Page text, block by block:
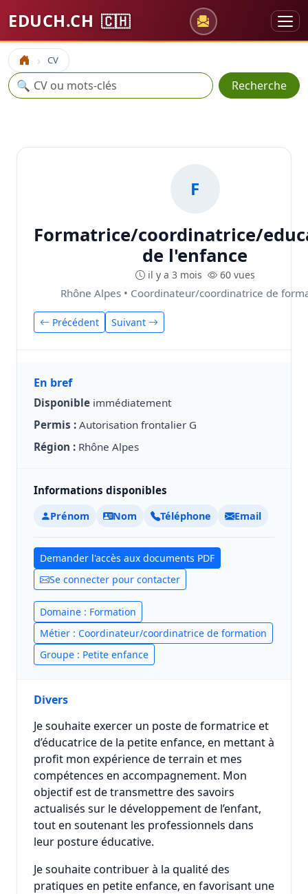
EDUCH.CH 🇨🇭
Accueil CV
Recherche
🔍 Recherche
F
Formatrice/coordinatrice/
de l'enfance
il y a 3 mois 60 vues
Rhône Alpes • Coordinateur/coordinatrice de
Précédent Suivant
En bref
Disponible immédiatement
Permis : Autorisation frontalier G
Région : Rhône Alpes
Informations disponibles
Prénom Nom Téléphone Email
Demander l'accès aux documents PDF
Se connecter pour contacter
Domaine : Formation
Métier : Coordinateur/coordinatrice de formation
Groupe : Petite enfance
Divers
Je souhaite exercer un poste de formatrice et
d’éducatrice de la petite enfance, en mettant à
profit mon expérience de terrain et mes
compétences en accompagnement. Mon
objectif est de transmettre des savoirs
actualisés sur le développement de l’enfant,
tout en soutenant les professionnels dans
leur posture éducative.
Je souhaite contribuer à la qualité des
pratiques en petite enfance, en favorisant une